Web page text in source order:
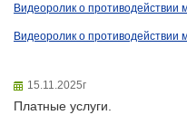
Видеоролик о противодействии
Видеоролик о противодействии
15.11.2025г
Платные услуги.